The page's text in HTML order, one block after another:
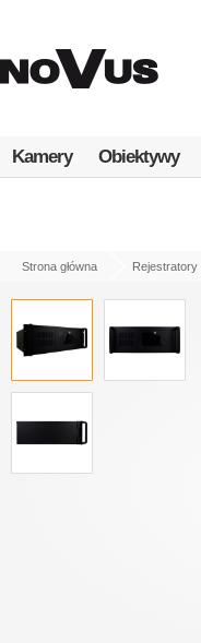
Kamery Obiektywy
Strona główna Rejestratory